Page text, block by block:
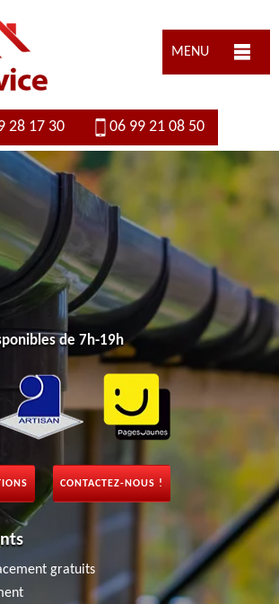
MENU
28 17 30 06 99 21 08 50
de 7h-19h
CONTACTEZ-NOUS !
gratuits